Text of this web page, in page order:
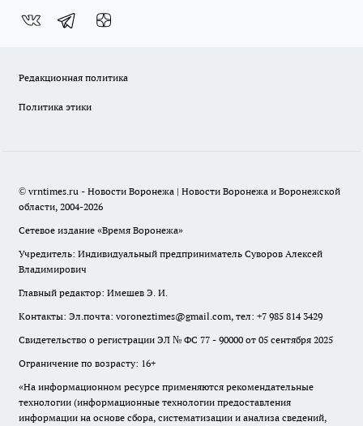
Редакционная политика
Политика этики
© vrntimes.ru - Новости Воронежа | Новости Воронежа и Воронежской
области, 2004-2026
Сетевое издание «Время Воронежа»
Учредитель: Индивидуальный предприниматель Суворов Алексей
Владимирович
Главный редактор: Имешев Э. И.
Контакты: Эл.почта: voroneztimes@gmail.com, тел: +7 985 814 3429
Свидетельство о регистрации ЭЛ № ФС 77 - 90000 от 05 сентября 2025
Ограничение по возрасту: 16+
«На информационном ресурсе применяются рекомендательные
технологии (информационные технологии предоставления
информации на основе сбора, систематизации и анализа сведений,